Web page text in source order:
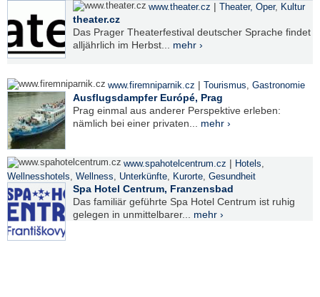
www.theater.cz | Theater, Oper, Kultur
theater.cz
Das Prager Theaterfestival deutscher Sprache findet
alljährlich im Herbst... mehr ›
www.firemniparnik.cz | Tourismus, Gastronomie
Ausflugsdampfer Európé, Prag
Prag einmal aus anderer Perspektive erleben:
nämlich bei einer privaten... mehr ›
www.spahotelcentrum.cz | Hotels,
Wellnesshotels, Wellness, Unterkünfte, Kurorte, Gesundheit
Spa Hotel Centrum, Franzensbad
Das familiär geführte Spa Hotel Centrum ist ruhig
gelegen in unmittelbarer... mehr ›